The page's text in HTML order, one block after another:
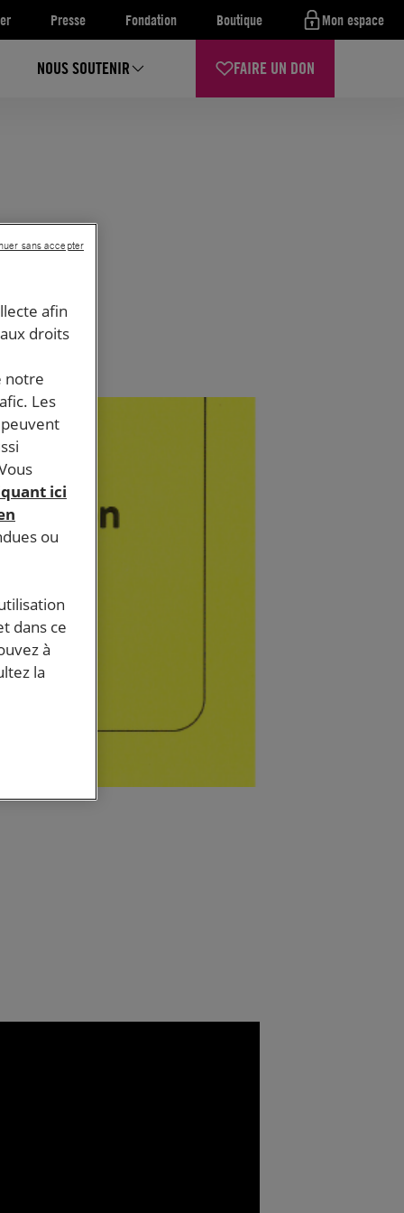
Presse Fondation Boutique Mon espace
NOUS SOUTENIR FAIRE UN DON
afin
droits
notre
Les
ici
ou
dans ce
à
la
sans accepter